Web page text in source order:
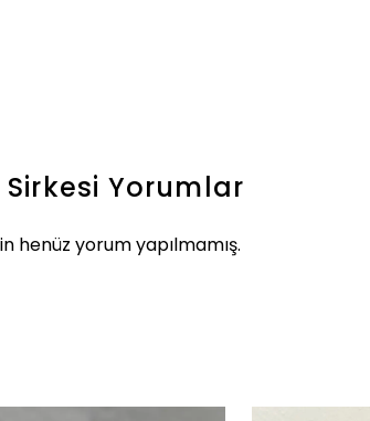
Yorumlar
henüz yorum yapılmamış.